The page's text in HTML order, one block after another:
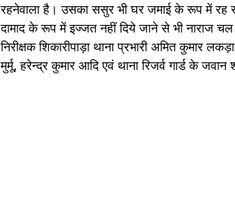
रहनेवाला है। उसका ससुर भी घर जमाई के रूप में रह
दामाद के रूप में इज्जत नहीं दिये जाने से भी नाराज चल
निरीक्षक शिकारीपाड़ा थाना प्रभारी अमित कुमार
मुर्मू, हरेन्द्र कुमार आदि एवं थाना रिजर्व गार्ड के जवान